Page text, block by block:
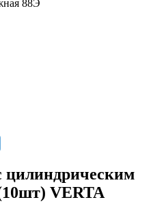
88Э
цилиндрическим
VERTA